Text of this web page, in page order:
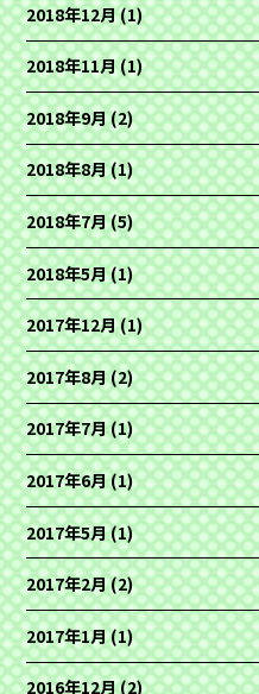
2018年12月(1)
2018年11月(1)
2018年9月(2)
2018年8月(1)
2018年7月(5)
2018年5月(1)
2017年12月(1)
2017年8月(2)
2017年7月(1)
2017年6月(1)
2017年5月(1)
2017年2月(2)
2017年1月(1)
2016年12月(2)